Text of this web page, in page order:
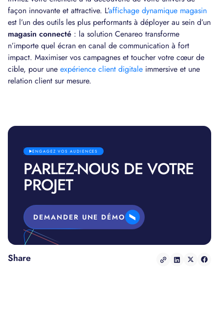
ENGAGEZ VOS AUDIENCES
PARLEZ-NOUS DE VOTRE
PROJET
DEMANDER UNE DÉMO
Share
façon innovante et attractive. L’affichage dynamique magasin
est l’un des outils les plus performants à déployer au sein d’un
magasin connecté : la solution Cenareo transforme
n’importe quel écran en canal de communication à fort
impact. Maximiser vos campagnes et toucher votre cœur de
cible, pour une expérience client digitale immersive et une
relation client sur mesure.